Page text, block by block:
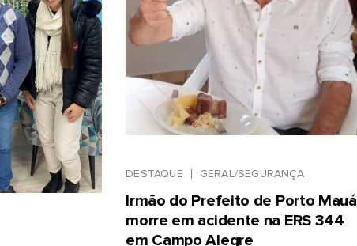
DESTAQUE GERAL/SEGURANÇA
Irmão do Prefeito de Porto Mauá
morre em acidente na ERS 344
em Campo Alegre